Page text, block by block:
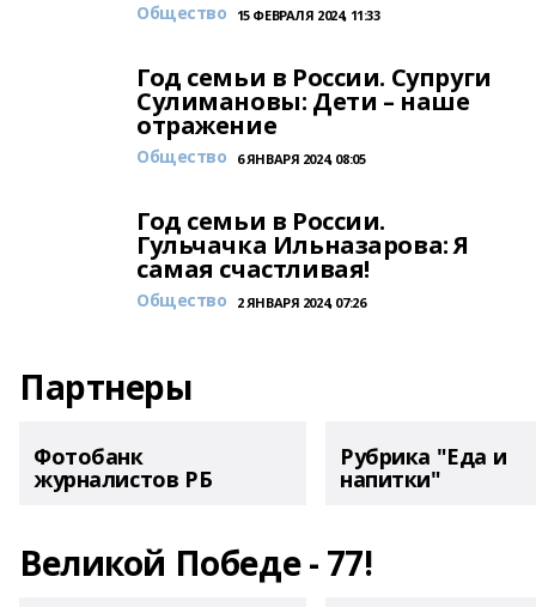
Общество 15 ФЕВРАЛЯ 2024, 11:33
Год семьи в России. Супруги
Сулимановы: Дети – наше
отражение
Общество 6 ЯНВАРЯ 2024, 08:05
Год семьи в России.
Гульчачка Ильназарова: Я
самая счастливая!
Общество 2 ЯНВАРЯ 2024, 07:26
Партнеры
Фотобанк
журналистов РБ
Рубрика "Еда и
напитки"
Великой Победе - 77!